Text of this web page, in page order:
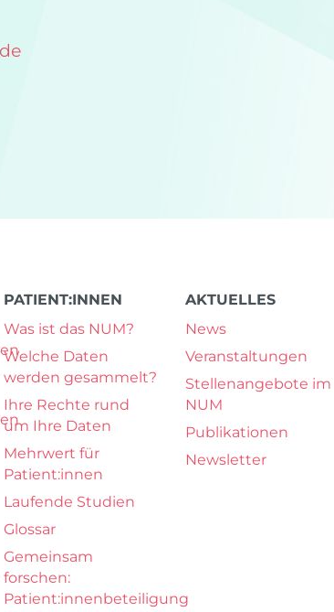
PATIENT:INNEN
Was ist das NUM?
Welche Daten
werden gesammelt?
Ihre Rechte rund
um Ihre Daten
Mehrwert für
Patient:innen
Laufende Studien
Glossar
Gemeinsam
forschen:
Patient:innenbeteiligung
AKTUELLES
News
Veranstaltungen
Stellenangebote im
NUM
Publikationen
Newsletter